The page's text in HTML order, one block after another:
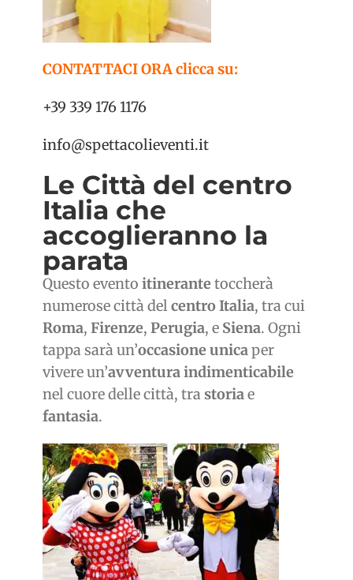
CONTATTACI ORA clicca su:
+39 339 176 1176
info@spettacolieventi.it
Le Città del centro
Italia che
accoglieranno la
parata
Questo evento itinerante toccherà
numerose città delcentro Italia, tra cui
Roma, Firenze, Perugia, e Siena. Ogni
tappa sarà un’occasione unicaper
vivere un’avventura indimenticabile
nel cuore delle città, trastoriae
fantasia.